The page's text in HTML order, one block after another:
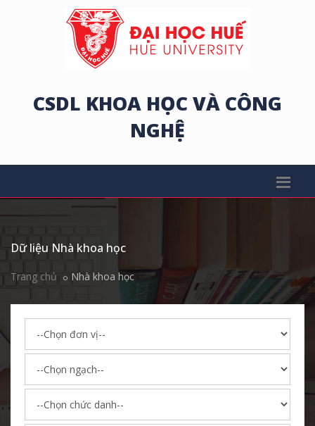
CSDL KHOA HỌC VÀ CÔNG
NGHỆ
Dữ liệu Nhà khoa học
Trang chủ Nhà khoa học